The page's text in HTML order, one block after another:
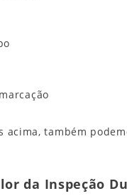
acima, também
da Inspeção